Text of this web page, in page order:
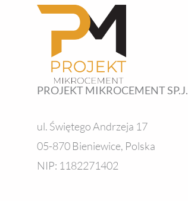
PROJEKT MIKROCEMENT SP.J.
ul. Świętego Andrzeja 17
05-870 Bieniewice, Polska
NIP: 1182271402